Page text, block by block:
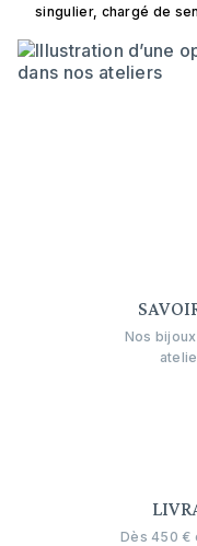
singulier, chargé de
Nos
Dès 450 €